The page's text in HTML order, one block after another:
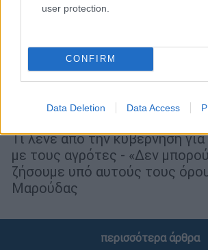
user protection.
CONFIRM
Data Deletion Data Access
«Καμία αλλαγή στα μέτρα»
κυβέρνηση στους αγρότες -
απαντούν
Τι λένε από την κυβέρνηση
με τους αγρότες - «Δεν
ζήσουμε υπό αυτούς τους
Μαρούδας
περισσότερα άρθρα